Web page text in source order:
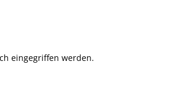
eingegriffen werden.